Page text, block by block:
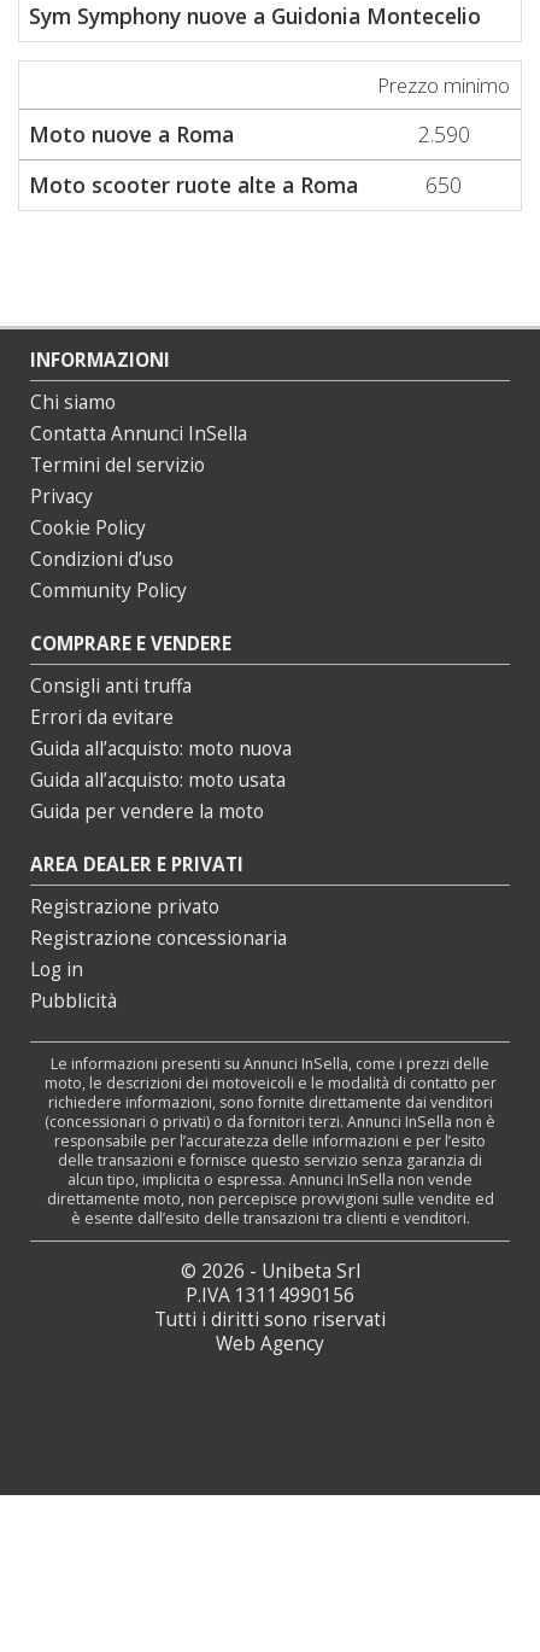
Sym Symphony nuove a Guidonia Montecelio
Prezzo minimo
Moto nuove a Roma
2.590
Moto scooter ruote alte a Roma
650
INFORMAZIONI
Chi siamo
Contatta Annunci InSella
Termini del servizio
Privacy
Cookie Policy
Condizioni d’uso
Community Policy
COMPRARE E VENDERE
Consigli anti truffa
Errori da evitare
Guida all’acquisto: moto nuova
Guida all’acquisto: moto usata
Guida per vendere la moto
AREA DEALER E PRIVATI
Registrazione privato
Registrazione concessionaria
Log in
Pubblicità
Le informazioni presenti su Annunci InSella, come i prezzi delle
moto, le descrizioni dei motoveicoli e le modalità di contatto per
richiedere informazioni, sono fornite direttamente dai venditori
(concessionari o privati) o da fornitori terzi. Annunci InSella non è
responsabile per l’accuratezza delle informazioni e per l’esito
delle transazioni e fornisce questo servizio senza garanzia di
alcun tipo, implicita o espressa. Annunci InSella non vende
direttamente moto, non percepisce provvigioni sulle vendite ed
è esente dall’esito delle transazioni tra clienti e venditori.
© 2026 - Unibeta Srl
P.IVA 13114990156
Tutti i diritti sono riservati
Web Agency